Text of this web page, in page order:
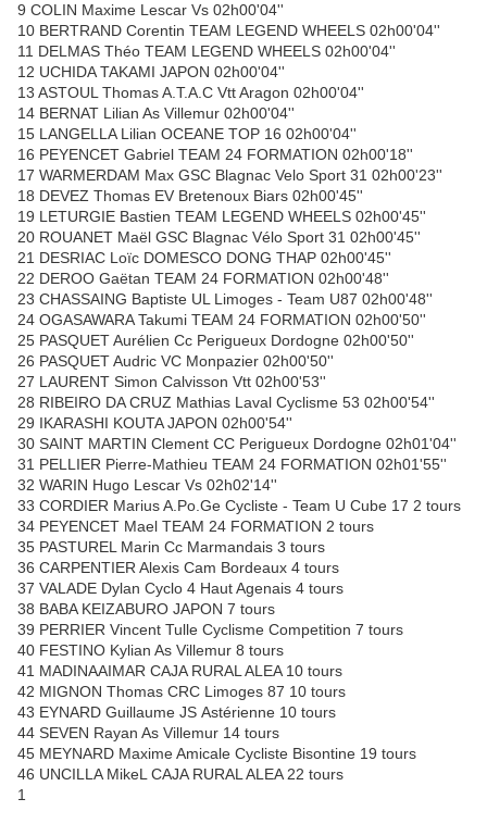
9 COLIN Maxime Lescar Vs 02h00'04''
10 BERTRAND Corentin TEAM LEGEND WHEELS 02h00'04''
11 DELMAS Théo TEAM LEGEND WHEELS 02h00'04''
12 UCHIDA TAKAMI JAPON 02h00'04''
13 ASTOUL Thomas A.T.A.C Vtt Aragon 02h00'04''
14 BERNAT Lilian As Villemur 02h00'04''
15 LANGELLA Lilian OCEANE TOP 16 02h00'04''
16 PEYENCET Gabriel TEAM 24 FORMATION 02h00'18''
17 WARMERDAM Max GSC Blagnac Velo Sport 31 02h00'23''
18 DEVEZ Thomas EV Bretenoux Biars 02h00'45''
19 LETURGIE Bastien TEAM LEGEND WHEELS 02h00'45''
20 ROUANET Maël GSC Blagnac Vélo Sport 31 02h00'45''
21 DESRIAC Loïc DOMESCO DONG THAP 02h00'45''
22 DEROO Gaëtan TEAM 24 FORMATION 02h00'48''
23 CHASSAING Baptiste UL Limoges - Team U87 02h00'48''
24 OGASAWARA Takumi TEAM 24 FORMATION 02h00'50''
25 PASQUET Aurélien Cc Perigueux Dordogne 02h00'50''
26 PASQUET Audric VC Monpazier 02h00'50''
27 LAURENT Simon Calvisson Vtt 02h00'53''
28 RIBEIRO DA CRUZ Mathias Laval Cyclisme 53 02h00'54''
29 IKARASHI KOUTA JAPON 02h00'54''
30 SAINT MARTIN Clement CC Perigueux Dordogne 02h01'04''
31 PELLIER Pierre-Mathieu TEAM 24 FORMATION 02h01'55''
32 WARIN Hugo Lescar Vs 02h02'14''
33 CORDIER Marius A.Po.Ge Cycliste - Team U Cube 17 2 tours
34 PEYENCET Mael TEAM 24 FORMATION 2 tours
35 PASTUREL Marin Cc Marmandais 3 tours
36 CARPENTIER Alexis Cam Bordeaux 4 tours
37 VALADE Dylan Cyclo 4 Haut Agenais 4 tours
38 BABA KEIZABURO JAPON 7 tours
39 PERRIER Vincent Tulle Cyclisme Competition 7 tours
40 FESTINO Kylian As Villemur 8 tours
41 MADINAAIMAR CAJA RURAL ALEA 10 tours
42 MIGNON Thomas CRC Limoges 87 10 tours
43 EYNARD Guillaume JS Astérienne 10 tours
44 SEVEN Rayan As Villemur 14 tours
45 MEYNARD Maxime Amicale Cycliste Bisontine 19 tours
46 UNCILLA MikeL CAJA RURAL ALEA 22 tours
1